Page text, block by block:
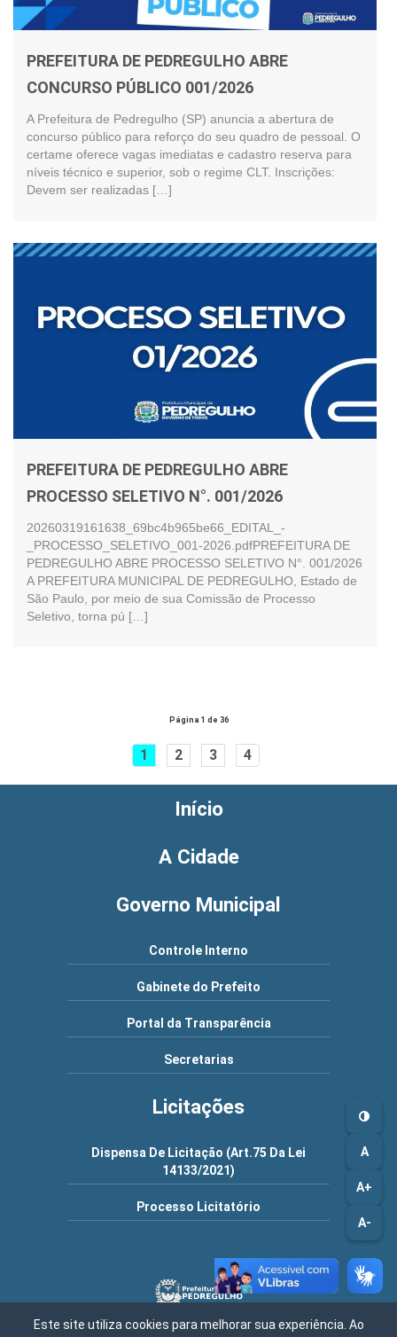
A
A+
A-
PREFEITURA DE PEDREGULHO ABRE
CONCURSO PÚBLICO 001/2026
A Prefeitura de Pedregulho (SP) anuncia a abertura de
concurso público para reforço do seu quadro de pessoal. O
certame oferece vagas imediatas e cadastro reserva para
níveis técnico e superior, sob o regime CLT. Inscrições:
Devem ser realizadas […]
PREFEITURA DE PEDREGULHO ABRE
PROCESSO SELETIVO N°. 001/2026
20260319161638_69bc4b965be66_EDITAL_-
_PROCESSO_SELETIVO_001-2026.pdfPREFEITURA DE
PEDREGULHO ABRE PROCESSO SELETIVO N°. 001/2026
A PREFEITURA MUNICIPAL DE PEDREGULHO, Estado de
São Paulo, por meio de sua Comissão de Processo
Seletivo, torna pú […]
Página 1 de 36
1 2 3 4
Início
A Cidade
Governo Municipal
Controle Interno
Gabinete do Prefeito
Portal da Transparência
Secretarias
Licitações
Dispensa De Licitação (Art.75 Da Lei
14133/2021)
Processo Licitatório
Este site utiliza cookies para melhorar sua experiência. Ao